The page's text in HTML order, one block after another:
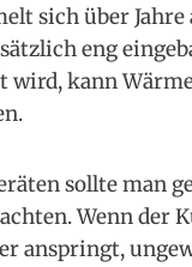
sich über Jahre
eng
wird, kann
sollte man
Wenn der
anspringt,